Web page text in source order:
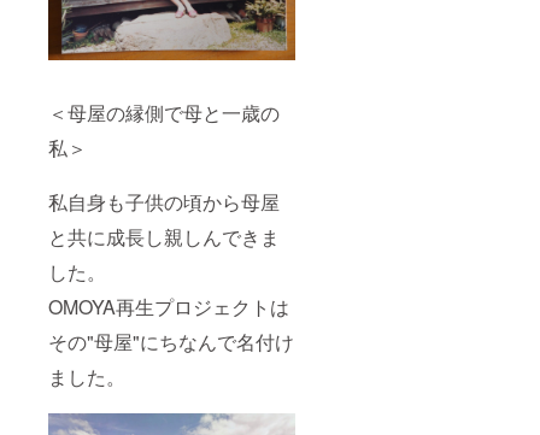
＜母屋の縁側で母と一歳の
私＞
私自身も子供の頃から母屋
と共に成長し親しんできま
した。
OMOYA再生プロジェクトは
その"母屋"にちなんで名付け
ました。